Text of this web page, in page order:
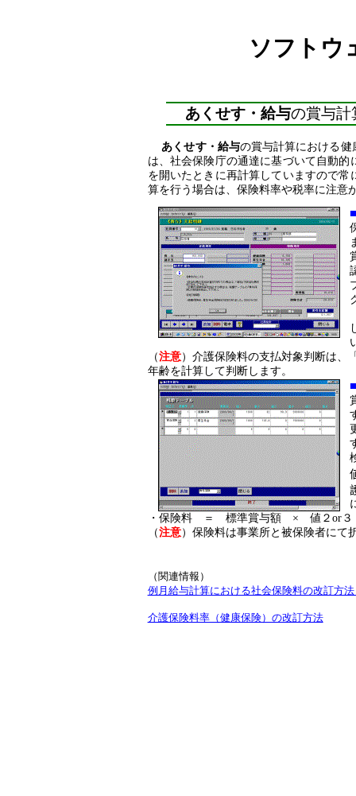
ソフトウ
あくせす・給与の賞与計
あくせす・給与の賞与計算における
は、社会保険庁の通達に基づいて自動
を開いたときに再計算していますので
算を行う場合は、保険料率や税率に注意
■
（注意）介護保険料の支払対象判断は、
年齢を計算して判断します。
■
・保険料 ＝ 標準賞与額 × 値２ or
（注意）保険料は事業所と被保険者にて
（関連情報）
例月給与計算における社会保険料の改訂方
介護保険料率（健康保険）の改訂方法